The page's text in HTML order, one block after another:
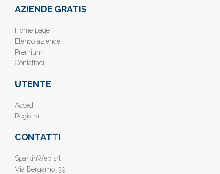
AZIENDE GRATIS
Home page
Elenco aziende
Premium
Contattaci
UTENTE
Accedi
Registrati
CONTATTI
SparkinWeb srl
Via Bergamo, 39